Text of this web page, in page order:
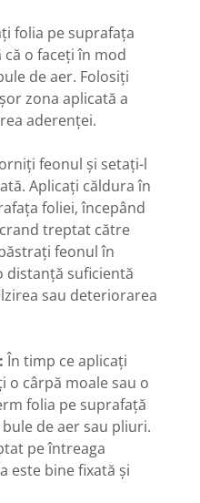
folia pe suprafața
o faceți în mod
de aer. Folosiți
zona aplicată a
aderenței.
feonul și setați-l
Aplicați căldura în
foliei, începând
treptat către
feonul în
distanță suficientă
sau deteriorarea
În timp ce aplicați
o cârpă moale sau o
folia pe suprafață
de aer sau pliuri.
pe întreaga
este bine fixată și